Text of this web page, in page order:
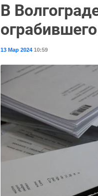
В
13 Мар 2024 10:59